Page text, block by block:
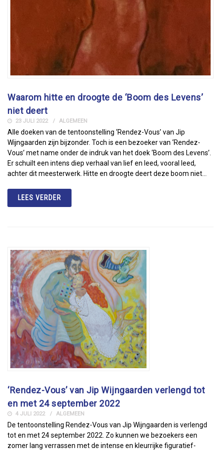
Waarom hitte en droogte de ‘Boom des Levens’
niet deert
23 JULI 2022 ALGEMEEN
Alle doeken van de tentoonstelling ‘Rendez-Vous’ van Jip
Wijngaarden zijn bijzonder. Toch is een bezoeker van ‘Rendez-
Vous’ met name onder de indruk van het doek ‘Boom des Levens’.
Er schuilt een intens diep verhaal van lief en leed, vooral leed,
achter dit meesterwerk. Hitte en droogte deert deze boom niet…
LEES VERDER
‘Rendez-Vous’ van Jip Wijngaarden verlengd tot
en met 24 september 2022
4 JULI 2022 ALGEMEEN
De tentoonstelling Rendez-Vous van Jip Wijngaarden is verlengd
tot en met 24 september 2022. Zo kunnen we bezoekers een
zomer lang verrassen met de intense en kleurrijke figuratief-